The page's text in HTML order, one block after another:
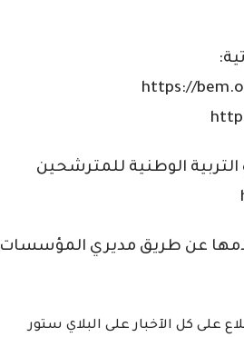
التربية الوطنية للمترشحين
عن طريق مديري المؤسسات